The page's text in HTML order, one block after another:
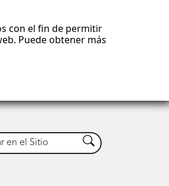
con el fin de permitir
Puede obtener más
Buscar